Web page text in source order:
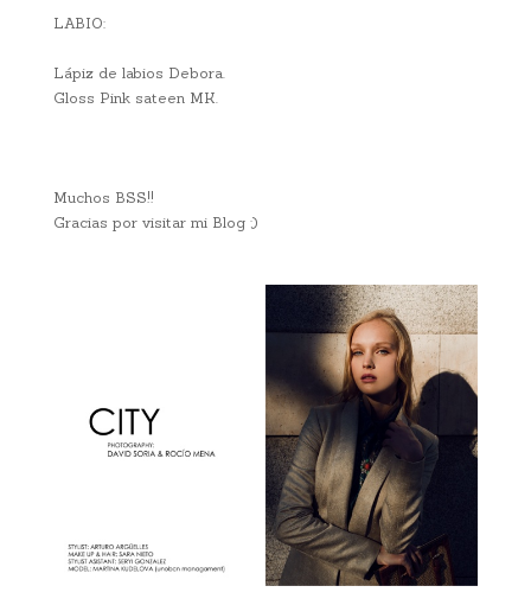
LABIO:
Lápiz de labios Debora.
Gloss Pink sateen MK.
Muchos BSS!!
Gracias por visitar mi Blog ;)